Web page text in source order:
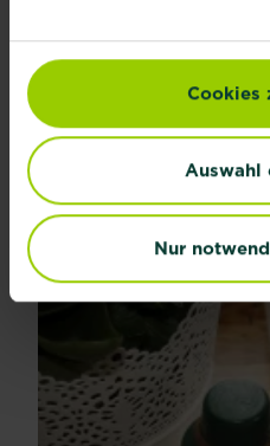
Cookies
Auswahl
Nur
Südländische Pflanzen und
über Avocado-